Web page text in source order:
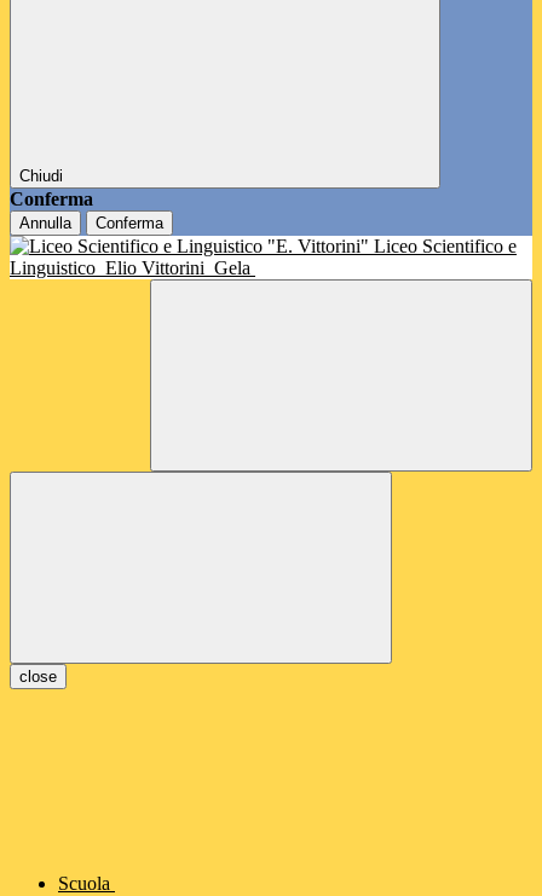
Chiudi
Conferma
Annulla Conferma
Liceo Scientifico e
Linguistico Elio Vittorini Gela
close
Scuola